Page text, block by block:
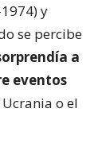
y
se percibe
a
eventos
o el